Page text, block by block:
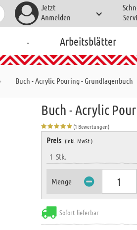
Jetzt
Anmelden
. Arbeitsblätter
Buch - Acrylic Pouring - Grundlagenbuch
Buch - Acrylic
(1 Bewertungen)
Preis (inkl. MwSt.)
1Stk.
Menge
Sofort lieferbar